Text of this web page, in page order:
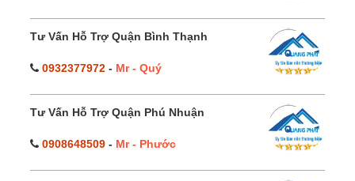
Tư Vấn Hỗ Trợ Quận Bình Thạnh
0932377972 - Mr - Quý
Tư Vấn Hỗ Trợ Quận Phú Nhuận
0908648509 - Mr - Phước